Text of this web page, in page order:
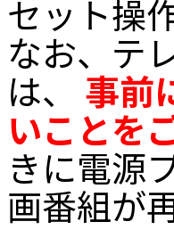
セット操
なお、テ
は、 事前
いことを
きに電源
画番組が